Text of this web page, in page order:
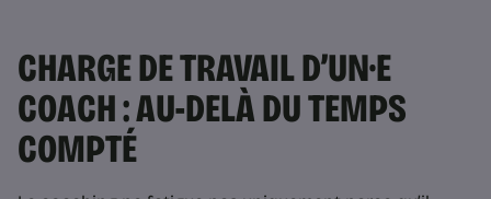
CHARGE DE TRAVAIL D’UN·E
COACH : AU-DELÀ DU TEMPS
COMPTÉ